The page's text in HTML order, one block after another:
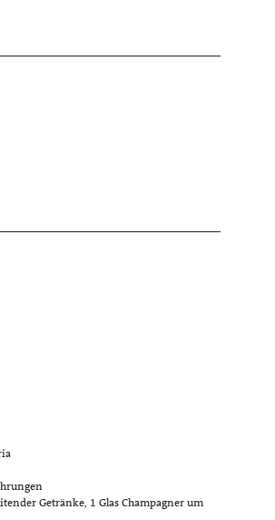
Getränke, 1 Glas Champagner um